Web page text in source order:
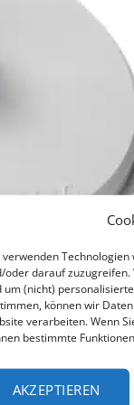
verwenden
oder darauf zuzugreifen.
um (nicht)
können wir
verarbeiten. Wenn
bestimmte
AKZEPTIEREN